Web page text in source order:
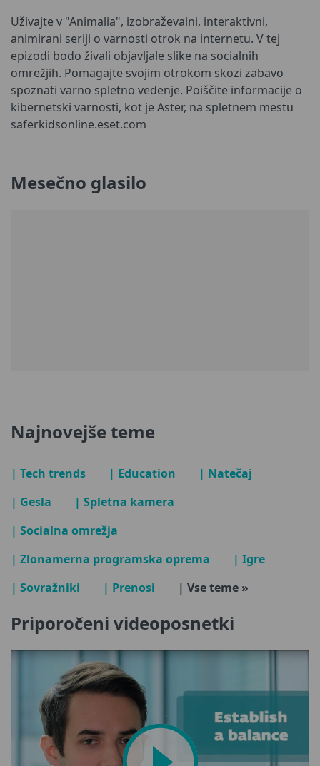
Uživajte v "Animalia", izobraževalni, interaktivni,
animirani seriji o varnosti otrok na internetu. V tej
epizodi bodo živali objavljale slike na socialnih
omrežjih. Pomagajte svojim otrokom skozi zabavo
spoznati varno spletno vedenje. Poiščite informacije o
kibernetski varnosti, kot je Aster, na spletnem mestu
saferkidsonline.eset.com
Mesečno glasilo
Najnovejše teme
| Tech trends | Education
| Natečaj
| Gesla
| Spletna kamera
| Socialna omrežja
| Zlonamerna programska oprema
| Igre
| Sovražniki
| Prenosi | Vse teme »
Priporočeni videoposnetki